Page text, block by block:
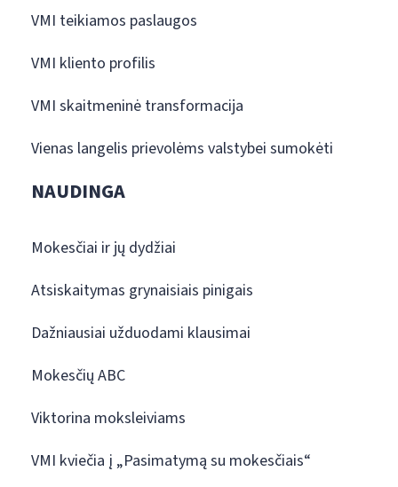
VMI teikiamos paslaugos
VMI kliento profilis
VMI skaitmeninė transformacija
Vienas langelis prievolėms valstybei sumokėti
NAUDINGA
Mokesčiai ir jų dydžiai
Atsiskaitymas grynaisiais pinigais
Dažniausiai užduodami klausimai
Mokesčių ABC
Viktorina moksleiviams
VMI kviečia į „Pasimatymą su mokesčiais“